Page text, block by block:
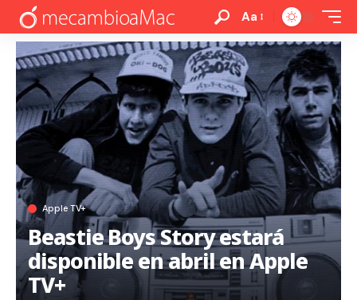
Aa
Apple TV+
Beastie Boys Story estará
disponible en abril en Apple
TV+